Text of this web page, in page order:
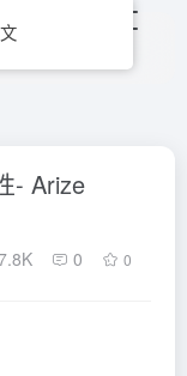
- Arize
0 0